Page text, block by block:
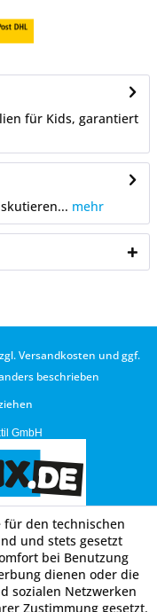
für Kids, garantiert
mehr
Versandkosten und ggf.
beschrieben
GmbH
für den technischen
und stets gesetzt
bei Benutzung
dienen oder die
sozialen Netzwerken
Zustimmung gesetzt.